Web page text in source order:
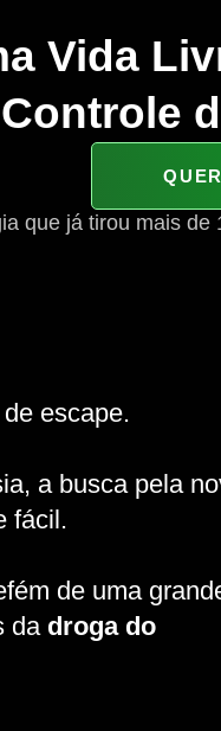
Vida
Controle
que já tirou mais
escape.
a busca pela
fácil.
de uma
da droga do